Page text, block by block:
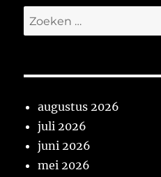
Zoeken
naar:
augustus 2026
juli 2026
juni 2026
mei 2026